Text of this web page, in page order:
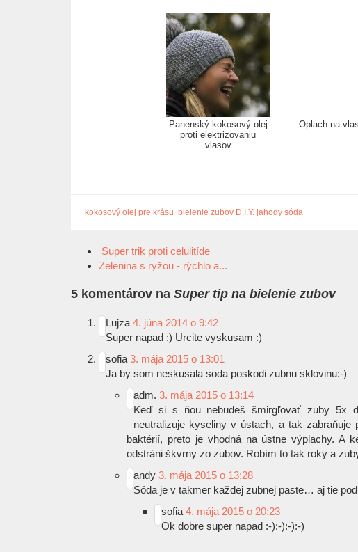
Panenský kokosový olej
proti elektrizovaniu
vlasov
Oplach na
kokosový olej pre krásu bielenie zubov D.I.Y. jahody sóda
Super trik proti celulitíde
Zelenina s ryžou - rýchlo a...
5 komentárov na Super tip na bielenie zubov
Lujza 4. júna 2014 o 9:42
Super napad :) Urcite vyskusam :)
sofia 3. mája 2015 o 13:01
Ja by som neskusala soda poskodi zubnu sklovinu:-)
adm. 3. mája 2015 o 13:14
Keď si s ňou nebudeš šmirgľovať zuby 5x
neutralizuje kyseliny v ústach, a tak
baktérií, preto je vhodná na ústne výplachy. A
odstráni škvrny zo zubov. Robím to tak roky a
andy 3. mája 2015 o 13:28
Sóda je v takmer každej zubnej paste… aj tie
sofia 4. mája 2015 o 20:23
Ok dobre super napad :-):-):-):-)